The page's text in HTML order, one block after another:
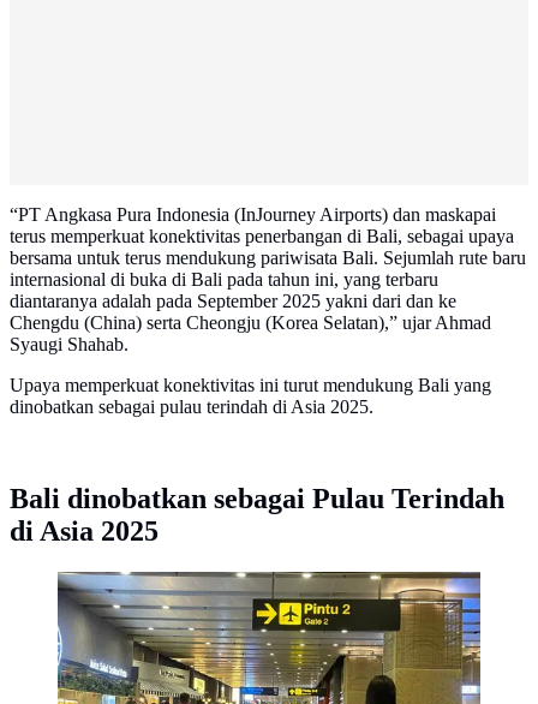
“PT Angkasa Pura Indonesia (InJourney Airports) dan maskapai
terus memperkuat konektivitas penerbangan di Bali, sebagai upaya
bersama untuk terus mendukung pariwisata Bali. Sejumlah rute baru
internasional di buka di Bali pada tahun ini, yang terbaru
diantaranya adalah pada September 2025 yakni dari dan ke
Chengdu (China) serta Cheongju (Korea Selatan),” ujar Ahmad
Syaugi Shahab.
Upaya memperkuat konektivitas ini turut mendukung Bali yang
dinobatkan sebagai pulau terindah di Asia 2025.
Bali dinobatkan sebagai Pulau Terindah
di Asia 2025
Bandara I Gusti Ngurah Rai Bali (Istimewa)